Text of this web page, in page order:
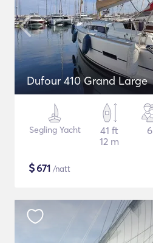
Dufour 410 Grand Large
Segling Yacht
41 ft
12 m
6
$671 /natt